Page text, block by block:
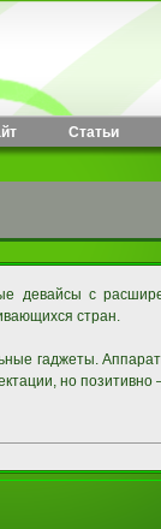
Статьи
девайсы с
стран.
гаджеты.
но